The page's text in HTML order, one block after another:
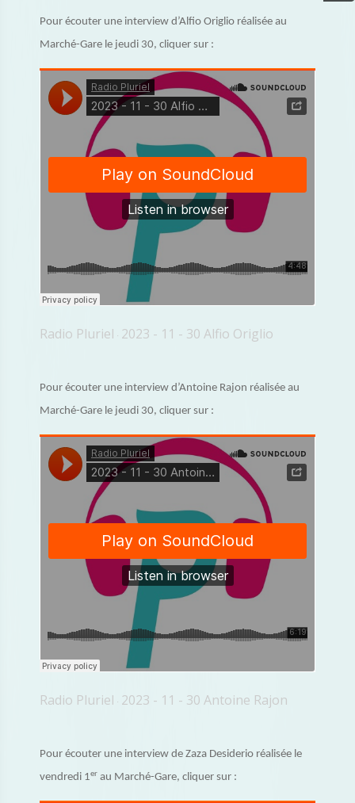
Pour écouter une interview d’Alfio Origlio réalisée au
Marché-Gare le jeudi 30, cliquer sur :
Radio Pluriel · 2023 - 11 - 30 Alfio Origlio
Pour écouter une interview d’Antoine Rajon réalisée au
Marché-Gare le jeudi 30, cliquer sur :
Radio Pluriel · 2023 - 11 - 30 Antoine Rajon
Pour écouter une interview de Zaza Desiderio réalisée le
vendredi 1er au Marché-Gare, cliquer sur :